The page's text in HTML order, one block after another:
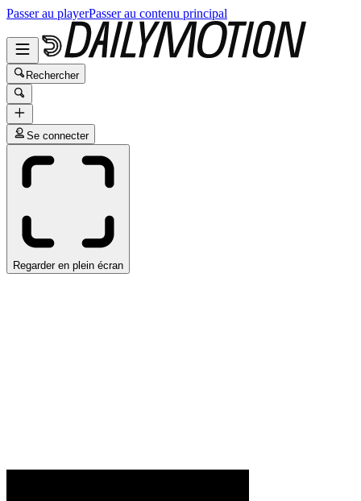
Passer au playerPasser au contenu principal
Rechercher
Se connecter
Regarder en plein écran